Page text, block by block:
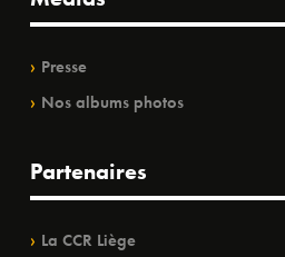
Presse
Nos albums photos
Partenaires
La CCR Liège